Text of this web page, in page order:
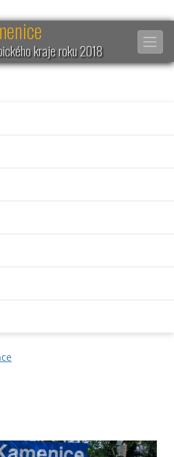
kraje roku 2018